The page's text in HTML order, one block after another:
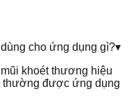
cho ứng dụng gì?▾
khoét thương hiệu
được ứng dụng